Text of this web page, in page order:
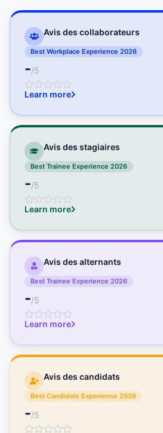
Avis des collaborateurs
Best Workplace Experience 2026
-/5
Learn more
Avis des stagiaires
Best Trainee Experience 2026
-/5
Learn more
Avis des alternants
Best Trainee Experience 2026
-/5
Learn more
Avis des candidats
Best Candidate Experience 2026
-/5